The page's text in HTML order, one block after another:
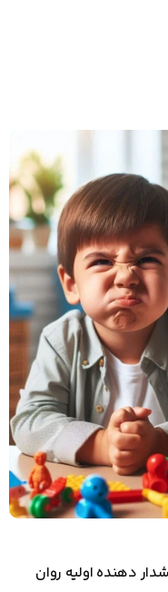
دهنده اولیه روان